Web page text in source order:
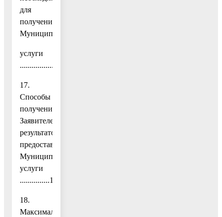
для
получения
Муниципальной
услуги
17.
Способы
получения
Заявителем
результатов
предоставления
Муниципальной
услуги
...............17
18.
Максимальный